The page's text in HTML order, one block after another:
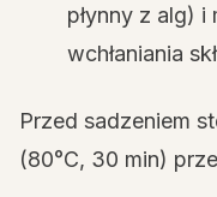
płynny z alg)
wchłaniania
Przed sadzeniem
(80°C, 30 min)